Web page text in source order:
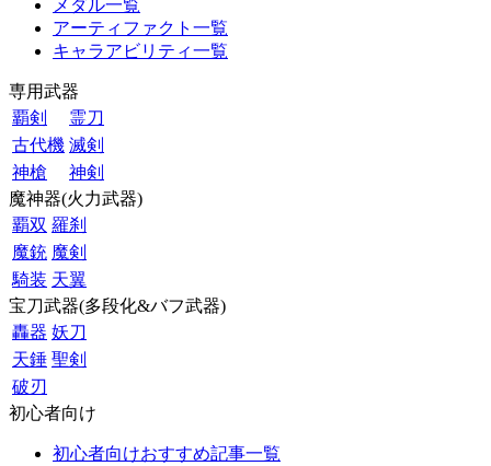
メダル一覧
アーティファクト一覧
キャラアビリティ一覧
専用武器
覇剣
霊刀
古代機 滅剣
神槍
神剣
魔神器(火力武器)
覇双 羅刹
魔銃 魔剣
騎装 天翼
宝刀武器(多段化&バフ武器)
轟器 妖刀
天錘 聖剣
破刃
初心者向け
初心者向けおすすめ記事一覧